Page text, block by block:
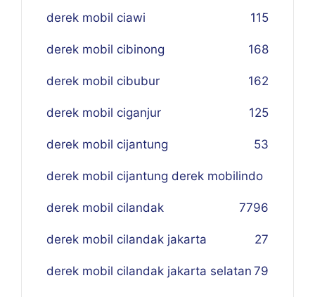
derek mobil ciawi 115
derek mobil cibinong 168
derek mobil cibubur 162
derek mobil ciganjur 125
derek mobil cijantung 53
derek mobil cijantung derek mobilindo
96
derek mobil cilandak 77
derek mobil cilandak jakarta 27
derek mobil cilandak jakarta selatan 79